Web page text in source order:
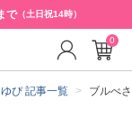
で（土日祝14時）
ゆぴ 記事一覧 ブルべ
0